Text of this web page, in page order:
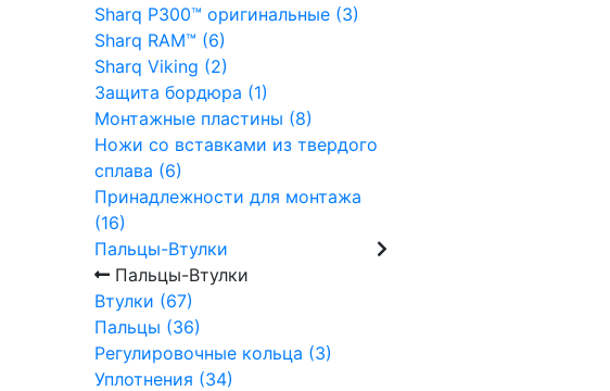
Sharq P300™ оригинальные (3)
Sharq RAM™ (6)
Sharq Viking (2)
Защита бордюра (1)
Монтажные пластины (8)
Ножи со вставками из твердого
сплава (6)
Принадлежности для монтажа
(16)
Пальцы-Втулки
Пальцы-Втулки
Втулки (67)
Пальцы (36)
Регулировочные кольца (3)
Уплотнения (34)